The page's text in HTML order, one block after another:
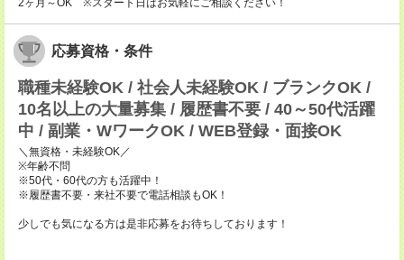
2ヶ月～OK ※スタート日はお気軽にご相談ください！
応募資格・条件
職種未経験OK / 社会人未経験OK / ブランクOK /
10名以上の大量募集 / 履歴書不要 / 40～50代活躍
中 / 副業・WワークOK / WEB登録・面接OK
＼無資格・未経験OK／
※年齢不問
※50代・60代の方も活躍中！
※履歴書不要・来社不要で電話相談もOK！
少しでも気になる方は是非応募をお待ちしております！